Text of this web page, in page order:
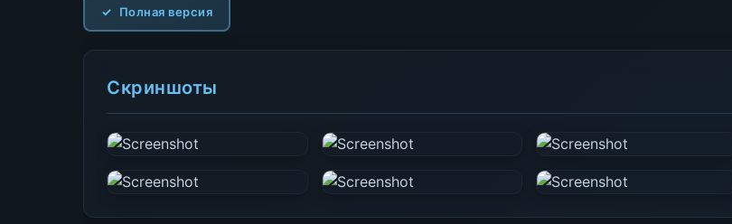
Полная версия
Скриншоты